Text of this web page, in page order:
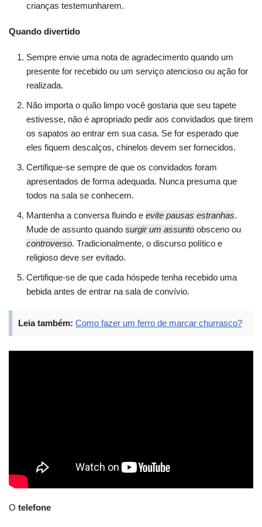
crianças testemunharem.
Quando divertido
Sempre envie uma nota de agradecimento quando um
presente for recebido ou um serviço atencioso ou ação for
realizada.
Não importa o quão limpo você gostaria que seu tapete
estivesse, não é apropriado pedir aos convidados que tirem
os sapatos ao entrar em sua casa. Se for esperado que
eles fiquem descalços, chinelos devem ser fornecidos.
Certifique-se sempre de que os convidados foram
apresentados de forma adequada. Nunca presuma que
todos na sala se conhecem.
Mantenha a conversa fluindo e evite pausas estranhas.
Mude de assunto quando surgir um assunto obsceno ou
controverso. Tradicionalmente, o discurso político e
religioso deve ser evitado.
Certifique-se de que cada hóspede tenha recebido uma
bebida antes de entrar na sala de convívio.
Leia também: Como fazer um ferro de marcar churrasco?
O telefone